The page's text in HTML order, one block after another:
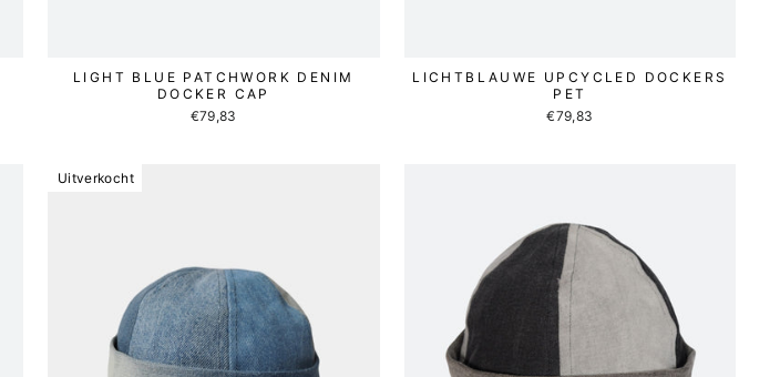
LIGHT BLUE PATCHWORK DENIM
DOCKER CAP
€79,83
LICHTBLAUWE UPCYCLED DOCKERS
PET
€79,83
Uitverkocht